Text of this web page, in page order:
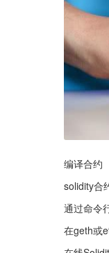
编译合约
solidity合
通过命令
在geth或